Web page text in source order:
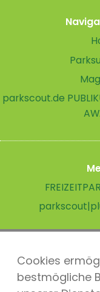
Cookies
bestmögliche
parkscout.de